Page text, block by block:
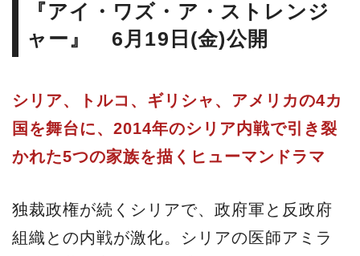
『アイ・ワズ・ア・ストレンジ
ャー』 6月19日(金)公開
シリア、トルコ、ギリシャ、アメリカの4カ
国を舞台に、2014年のシリア内戦で引き裂
かれた5つの家族を描くヒューマンドラマ
独裁政権が続くシリアで、政府軍と反政府
組織との内戦が激化。シリアの医師アミラ